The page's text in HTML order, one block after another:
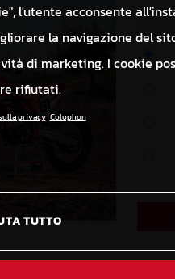
l'utente acconsente
la navigazione del
di marketing. I cookie
rifiutati.
privacy Colophon
TUTTO